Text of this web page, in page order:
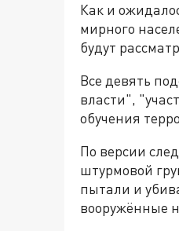
Как и
мирного
будут
Все девять
власти",
обучения
По версии
штурмовой
пытали и
вооружённые